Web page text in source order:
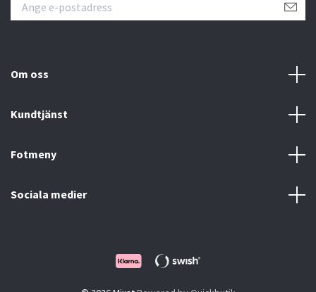
Om oss
Kundtjänst
Fotmeny
Sociala medier